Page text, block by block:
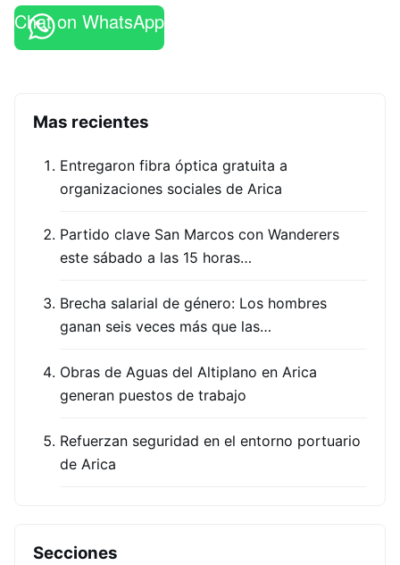
Chat on WhatsApp
Mas recientes
Entregaron fibra óptica gratuita a
organizaciones sociales de Arica
Partido clave San Marcos con Wanderers
este sábado a las 15 horas…
Brecha salarial de género: Los hombres
ganan seis veces más que las…
Obras de Aguas del Altiplano en Arica
generan puestos de trabajo
Refuerzan seguridad en el entorno portuario
de Arica
Secciones